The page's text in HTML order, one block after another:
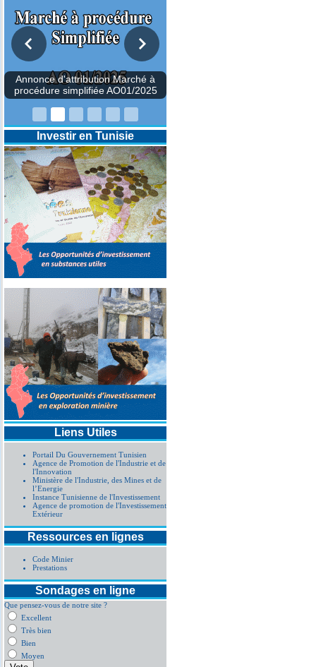
Annonce d'attribution Marché à
procédure simplifiée AO01/2025
Investir en Tunisie
Liens Utiles
Portail Du Gouvernement Tunisien
Agence de Promotion de l'Industrie et de
l'Innovation
Ministère de l'Industrie, des Mines et de
l’Energie
Instance Tunisienne de l'Investissement
Agence de promotion de l'Investissement
Extérieur
Ressources en lignes
Code Minier
Prestations
Sondages en ligne
Que pensez-vous de notre site ?
Excellent
Très bien
Bien
Moyen